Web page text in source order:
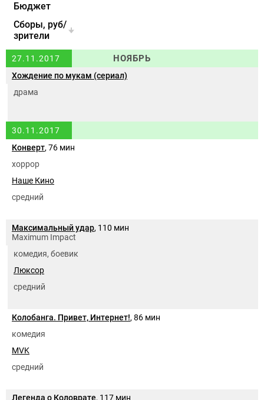
Бюджет
Cборы, руб/
зрители
27.11.2017 НОЯБРЬ
Хождение по мукам (сериал)
драма
30.11.2017
Конверт, 76 мин
хоррор
Наше Кино
средний
Максимальный удар, 110 мин
Maximum Impact
комедия, боевик
Люксор
средний
Колобанга. Привет, Интернет!, 86 мин
комедия
MVK
средний
Легенда о Коловрате, 117 мин